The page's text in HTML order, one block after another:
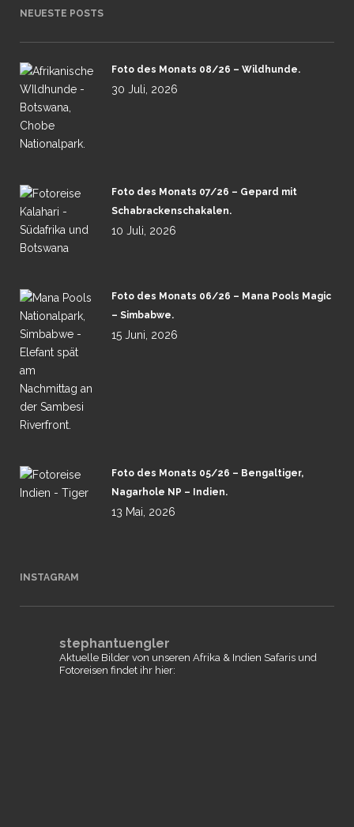
NEUESTE POSTS
Foto des Monats 08/26 – Wildhunde.
30 Juli, 2026
Foto des Monats 07/26 – Gepard mit
Schabrackenschakalen.
10 Juli, 2026
Foto des Monats 06/26 – Mana Pools Magic
– Simbabwe.
15 Juni, 2026
Foto des Monats 05/26 – Bengaltiger,
Nagarhole NP – Indien.
13 Mai, 2026
INSTAGRAM
stephantuengler
Aktuelle Bilder von unseren Afrika & Indien Safaris und
Fotoreisen findet ihr hier: